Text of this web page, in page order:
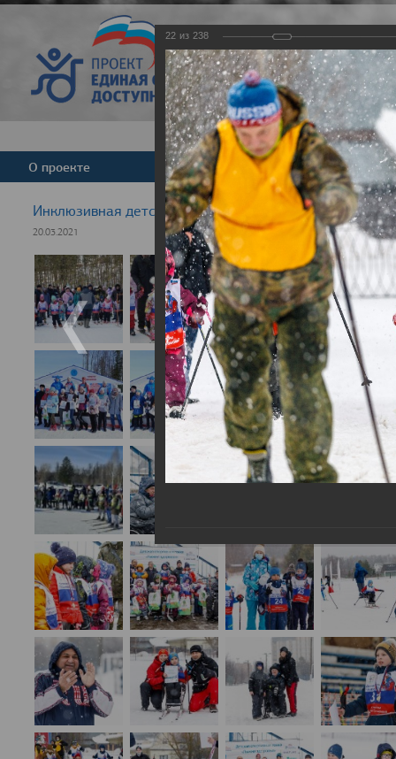
Версия для
О проекте Команда Новости
Инклюзивная детская гонка "Лыжня здоровья" 2021
20.03.2021
22 из 238